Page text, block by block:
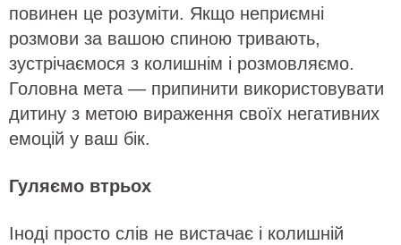
повинен це розуміти. Якщо неприємні
розмови за вашою спиною тривають,
зустрічаємося з колишнім і розмовляємо.
Головна мета — припинити використовувати
дитину з метою вираження своїх негативних
емоцій у ваш бік.
Гуляємо втрьох
Іноді просто слів не вистачає і колишній